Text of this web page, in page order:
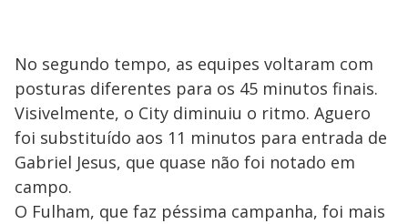
No segundo tempo, as equipes voltaram com
posturas diferentes para os 45 minutos finais.
Visivelmente, o City diminuiu o ritmo. Aguero
foi substituído aos 11 minutos para entrada de
Gabriel Jesus, que quase não foi notado em
campo.
O Fulham, que faz péssima campanha, foi mais